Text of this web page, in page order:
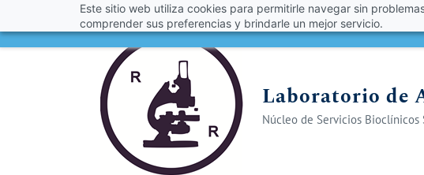
Este sitio web utiliza cookies para permitirle navegar sin
comprender sus preferencias y brindarle un mejor servicio.
to
to
Laboratorio de
Núcleo de Servicios
¡Obtén un 10%